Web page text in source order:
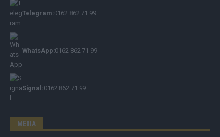
Telegram:0162 862 71 99
WhatsApp:0162 862 71 99
Signal:0162 862 71 99
MEDIA